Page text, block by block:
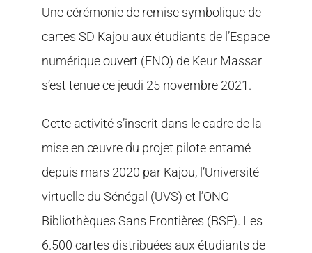
Une cérémonie de remise symbolique de
cartes SD Kajou aux étudiants de l’Espace
numérique ouvert (ENO) de Keur Massar
s’est tenue ce jeudi 25 novembre 2021.
Cette activité s’inscrit dans le cadre de la
mise en œuvre du projet pilote entamé
depuis mars 2020 par Kajou, l’Université
virtuelle du Sénégal (UVS) et l’ONG
Bibliothèques Sans Frontières (BSF). Les
6.500 cartes distribuées aux étudiants de